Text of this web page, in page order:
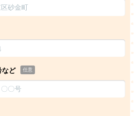
など 任意